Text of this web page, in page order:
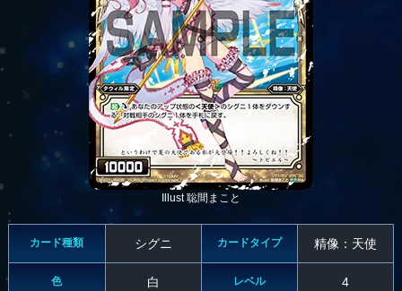
Illust 聡間まこと
カード種類 シグニ カードタイプ 精像：天使
色 白 レベル 4